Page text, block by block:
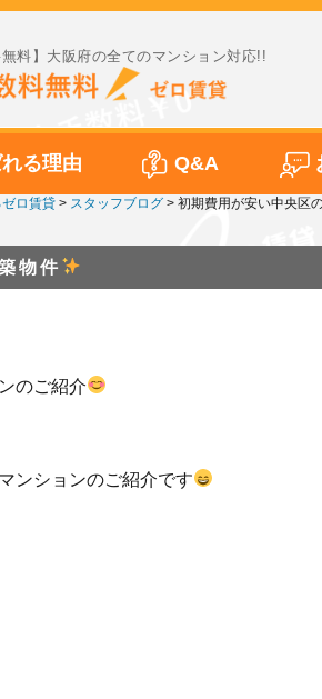
無料】大阪府の全てのマンション対応!!
る理由 Q&A
ロ賃貸 > スタッフブログ > 初期費用が安い中央区
物件
のご紹介
ンションのご紹介です